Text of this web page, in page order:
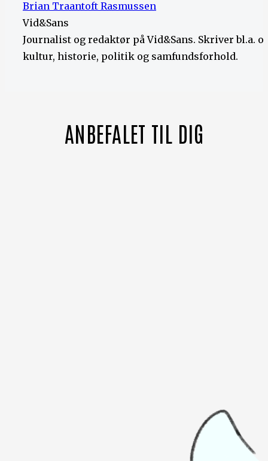
Brian Traantoft Rasmussen
Vid&Sans
Journalist og redaktør på Vid&Sans. Skriver bl.a.
kultur, historie, politik og samfundsforhold.
ANBEFALET TIL DIG